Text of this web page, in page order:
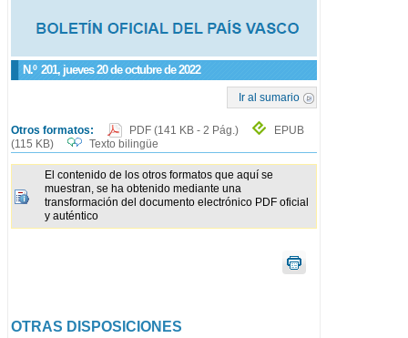
N.º 201, jueves 20 de octubre de 2022
Ir al sumario
Otros formatos: PDF (141 KB - 2 Pág.)
EPUB
(115 KB)
Texto bilingüe
El contenido de los otros formatos que aquí se
muestran, se ha obtenido mediante una
transformación del documento electrónico PDF oficial
y auténtico
OTRAS DISPOSICIONES